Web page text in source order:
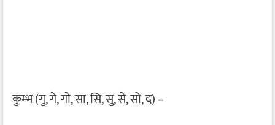
कुम्भ (गु, गे, गो, सा, सि, सु, से, सो, द) –